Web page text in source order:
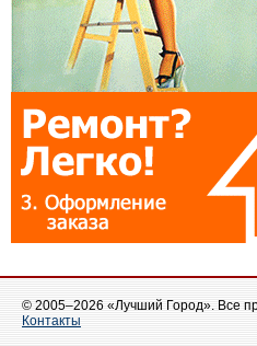
© 2005–2026 «Лучший Город». Все
Контакты